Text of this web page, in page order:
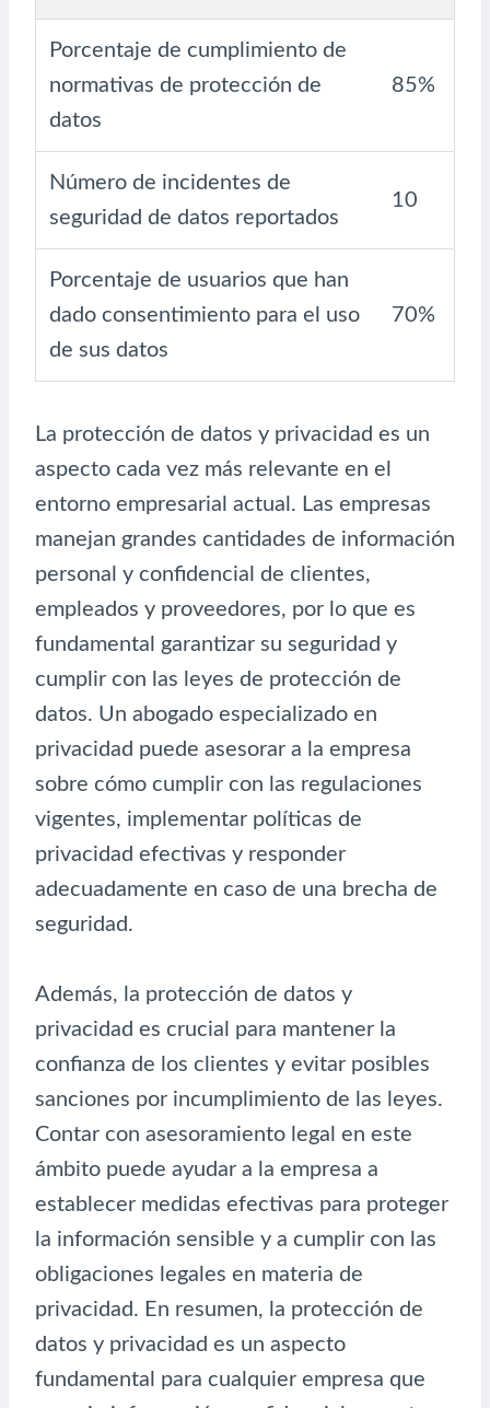
Porcentaje de cumplimiento de
normativas de protección de
datos
85%
Número de incidentes de
seguridad de datos reportados
10
Porcentaje de usuarios que han
dado consentimiento para el uso
de sus datos
70%
La protección de datos y privacidad es un
aspecto cada vez más relevante en el
entorno empresarial actual. Las empresas
manejan grandes cantidades de información
personal y confidencial de clientes,
empleados y proveedores, por lo que es
fundamental garantizar su seguridad y
cumplir con las leyes de protección de
datos. Un abogado especializado en
privacidad puede asesorar a la empresa
sobre cómo cumplir con las regulaciones
vigentes, implementar políticas de
privacidad efectivas y responder
adecuadamente en caso de una brecha de
seguridad.
Además, la protección de datos y
privacidad es crucial para mantener la
confianza de los clientes y evitar posibles
sanciones por incumplimiento de las leyes.
Contar con asesoramiento legal en este
ámbito puede ayudar a la empresa a
establecer medidas efectivas para proteger
la información sensible y a cumplir con las
obligaciones legales en materia de
privacidad. En resumen, la protección de
datos y privacidad es un aspecto
fundamental para cualquier empresa que